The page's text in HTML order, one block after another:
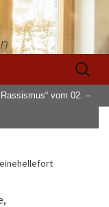
Suchen
nach:
vom 02. –